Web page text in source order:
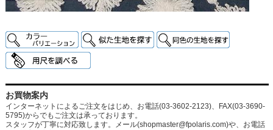
お買物案内
インターネットによるご注文をはじめ、お電話(03-3602-2123)、FAX(03-3690-
5795)からでもご注文は承っております。
スタッフが丁寧に対応致します。メール(shopmaster@fpolaris.com)や、お電話